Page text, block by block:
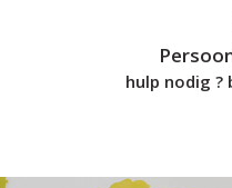
hulp nodig